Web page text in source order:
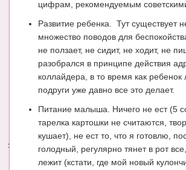
цифрам, рекомендуемым
Развитие ребенка. Тут существует
множество поводов для
не ползает, не сидит, не ходит, не
разобрался в принципе действия
коллайдера, в то время как ребенок
подруги уже давно все это делает.
Питание малыша. Ничего не ест (5
тарелка картошки не считаются,
кушает), не ест то, что я готовлю,
голодный, регулярно тянет в рот
лежит (кстати, где мой новый